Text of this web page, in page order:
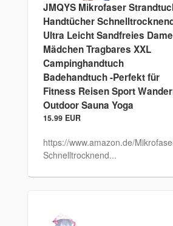
JMQYS Mikrofaser
Handtücher
Ultra Leicht Sandfreies
Mädchen Tragbares XXL
Campinghandtuch
Badehandtuch -Perfekt für
Fitness Reisen Sport
Outdoor Sauna Yoga
15.99 EUR
https://www.amazon.de/
Schnelltrocknend...